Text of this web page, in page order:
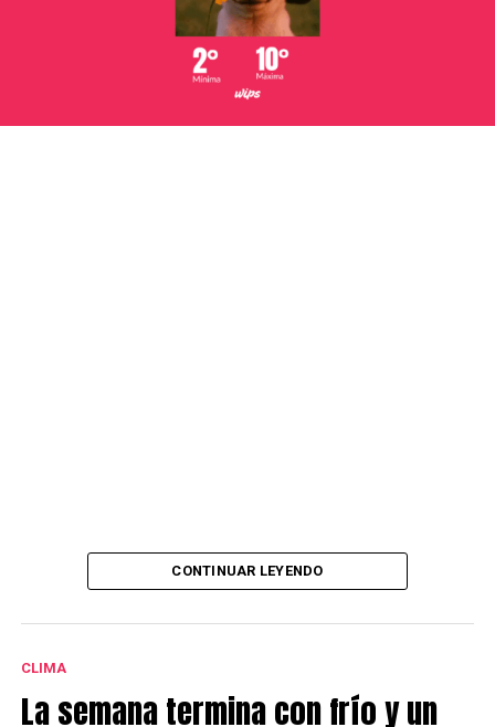
CONTINUAR LEYENDO
CLIMA
La semana termina con frío y un